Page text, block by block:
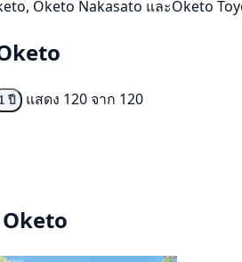
Oketo Nakasato และOketo
ปี
แสดง 120 จาก 120